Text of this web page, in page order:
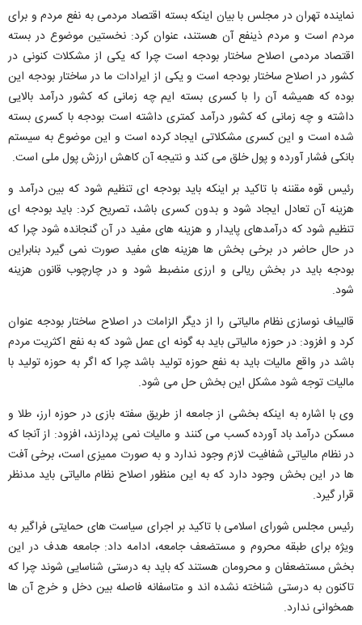
نماینده تهران در مجلس با بیان اینکه بسته اقتصاد مردمی به نفع مردم و برای
مردم است و مردم ذینفع آن هستند، عنوان کرد: نخستین موضوع در بسته
اقتصاد مردمی اصلاح ساختار بودجه است چرا که یکی از مشکلات کنونی در
کشور در اصلاح ساختار بودجه است و یکی از ایرادات ما در ساختار بودجه این
بوده که همیشه آن را با کسری بسته ایم چه زمانی که کشور درآمد بالایی
داشته و چه زمانی که کشور درآمد کمتری داشته است بودجه با کسری بسته
شده است و این کسری مشکلاتی ایجاد کرده است و این موضوع به سیستم
بانکی فشار آورده و پول خلق می کند و نتیجه آن کاهش ارزش پول ملی است.
رئیس قوه مقننه با تاکید بر اینکه باید بودجه ای تنظیم شود که بین درآمد و
هزینه آن تعادل ایجاد شود و بدون کسری باشد، تصریح کرد: باید بودجه ای
تنظیم شود که درآمدهای پایدار و هزینه های مفید در آن گنجانده شود چرا که
در حال حاضر در برخی بخش ها هزینه های مفید صورت نمی گیرد بنابراین
بودجه باید در بخش ریالی و ارزی منضبط شود و در چارچوب قانون هزینه
شود.
قالیباف نوسازی نظام مالیاتی را از دیگر الزامات در اصلاح ساختار بودجه عنوان
کرد و افزود: در حوزه مالیاتی باید به گونه ای عمل شود که به نفع اکثریت مردم
باشد در واقع مالیات باید به نفع حوزه تولید باشد چرا که اگر به حوزه تولید با
مالیات توجه شود مشکل این بخش حل می شود.
وی با اشاره به اینکه بخشی از جامعه از طریق سفته بازی در حوزه ارز، طلا و
مسکن درآمد باد آورده کسب می کنند و مالیات نمی پردازند، افزود: از آنجا که
در نظام مالیاتی شفافیت لازم وجود ندارد و به صورت ممیزی است، برخی آفت
ها در این بخش وجود دارد که به این منظور اصلاح نظام مالیاتی باید مدنظر
قرار گیرد.
رئیس مجلس شورای اسلامی با تاکید بر اجرای سیاست های حمایتی فراگیر به
ویژه برای طبقه محروم و مستضعف جامعه، ادامه داد: جامعه هدف در این
بخش مستضعفان و محرومان هستند که باید به درستی شناسایی شوند چرا که
تاکنون به درستی شناخته نشده اند و متاسفانه فاصله بین دخل و خرج آن ها
همخوانی ندارد.